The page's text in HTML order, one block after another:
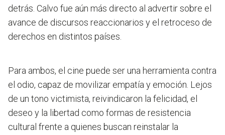
detrás. Calvo fue aún más directo al advertir sobre el
avance de discursos reaccionarios y el retroceso de
derechos en distintos países.
Para ambos, el cine puede ser una herramienta contra
el odio, capaz de movilizar empatía y emoción. Lejos
de un tono victimista, reivindicaron la felicidad, el
deseo y la libertad como formas de resistencia
cultural frente a quienes buscan reinstalar la